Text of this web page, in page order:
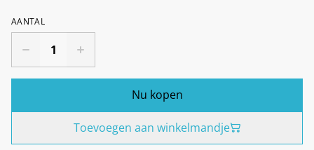
AANTAL
Nu kopen
Toevoegen aan winkelmandje